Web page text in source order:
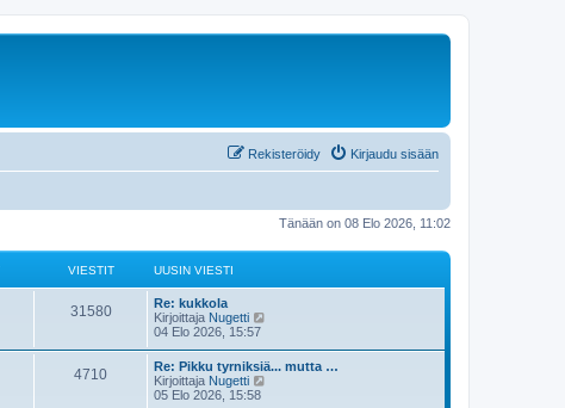
Kirjaudu sisään
Rekisteröidy
Tänään on 08 Elo 2026, 11:02
VIESTIT UUSIN VIESTI
31580
Re: kukkola
Kirjoittaja Nugetti
t
ä
04 Elo 2026, 15:57
4710
Re: Pikku tyrniksiä... mutta …
Kirjoittaja Nugetti
05 Elo 2026, 15:58